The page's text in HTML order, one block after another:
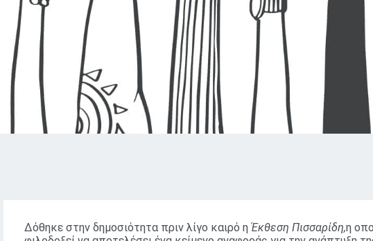
Δόθηκε στην δημοσιότητα πριν λίγο καιρό η Έκθεση Πισσαρίδη,η